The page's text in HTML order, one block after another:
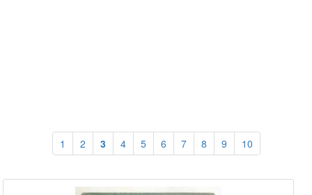
1 2 3 4 5 6 7 8 9 10